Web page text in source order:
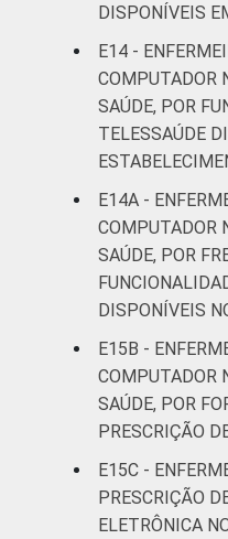
DISPONÍVEIS
E14 -
COMPUTADOR
SAÚDE, POR
TELESSAÚDE
E14A -
COMPUTADOR
SAÚDE, POR
DISPONÍVEIS
E15B -
COMPUTADOR
SAÚDE, POR
PRESCRIÇÃO
E15C -
PRESCRIÇÃO
ELETRÔNICA